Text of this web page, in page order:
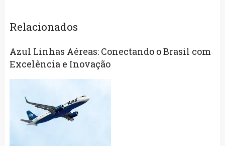
Relacionados
Azul Linhas Aéreas: Conectando o Brasil com
Excelência e Inovação